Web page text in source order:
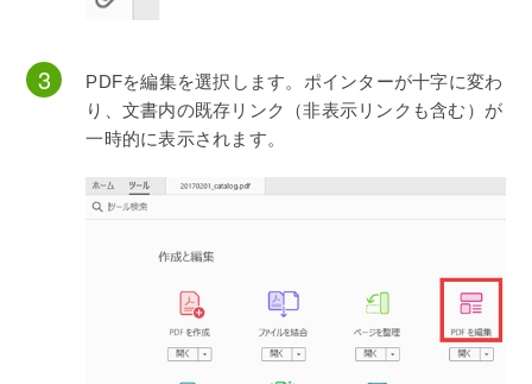
PDFを編集を選択します。ポインターが十字に変わ
り、文書内の既存リンク（非表示リンクも含む）が
一時的に表示されます。